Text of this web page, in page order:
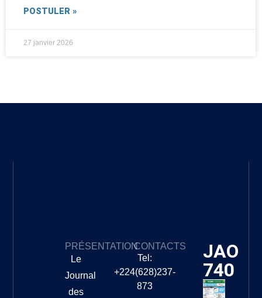
POSTULER »
27 janvier 2026
PRÉSENTATION
Le
Journal
des
CONTACTS
Tel:
+224(628)237-
873
JAO
740